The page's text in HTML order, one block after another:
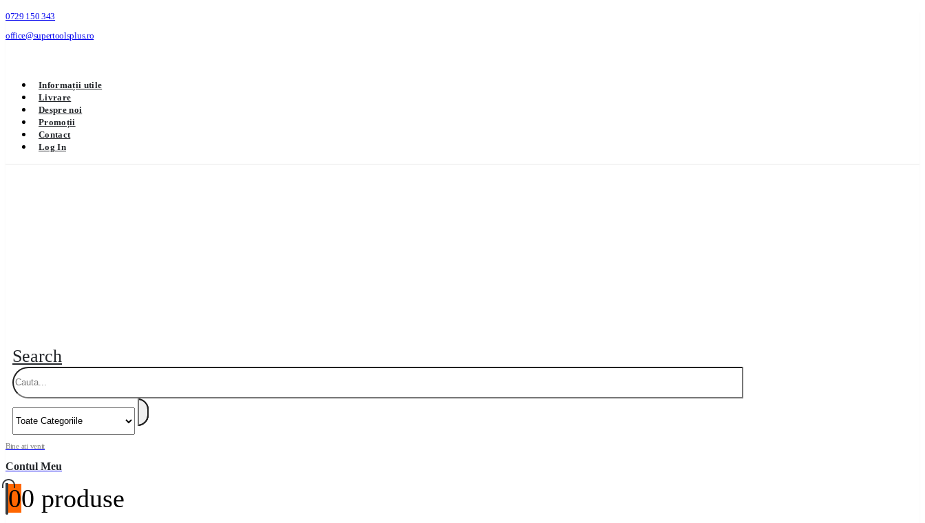
0729 150 343
office@supertoolsplus.ro
Informații utile
Livrare
Despre noi
Promoții
Contact
Log In
Search
Bine ati venit
Contul Meu
00 produse